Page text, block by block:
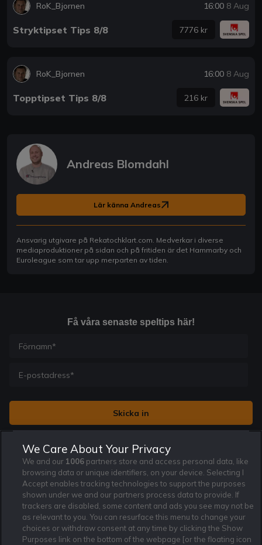
RoK_Bjornen 16:00 8 Aug
Stryktipset Tips 8/8 7776 kr
RoK_Bjornen 16:00 8 Aug
Topptipset Tips 8/8 216 kr
Andreas Blomdahl
Lär känna Andreas
Ansvarig utgivare på Rekatochklart.com. Medverkar i diverse
mediaproduktioner på sidan och på fritiden är det Hammarby och
Euroleague som tar upp merparten av tiden.
Få våra senaste speltips här!
Jag vill få nyhetsbrev från Rekatochklart och jag är 18+. Regler
och villkor gäller. *
Affiliate Modell
Om Rekatochklart
Ansvarsfullt Spelande
F.A.Q
Cookie Policy
Användarvilkor
We Care About Your Privacy
We and our 1006 partners store and access personal data, like
browsing data or unique identifiers, on your device. Selecting I
Accept enables tracking technologies to support the purposes
shown under we and our partners process data to provide. If
trackers are disabled, some content and ads you see may not be
as relevant to you. You can resurface this menu to change your
choices or withdraw consent at any time by clicking the Show
Purposes link on the bottom of the webpage [or the floating icon